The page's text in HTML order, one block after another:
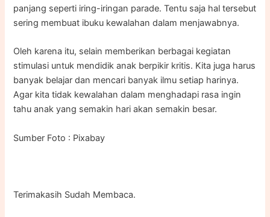
panjang seperti iring-iringan parade. Tentu saja hal tersebut
sering membuat ibuku kewalahan dalam menjawabnya.
Oleh karena itu, selain memberikan berbagai kegiatan
stimulasi untuk mendidik anak berpikir kritis. Kita juga harus
banyak belajar dan mencari banyak ilmu setiap harinya.
Agar kita tidak kewalahan dalam menghadapi rasa ingin
tahu anak yang semakin hari akan semakin besar.
Sumber Foto : Pixabay
Terimakasih Sudah Membaca.